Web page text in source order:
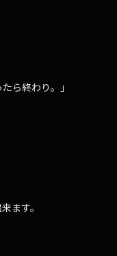
ら終わり。」
ます。